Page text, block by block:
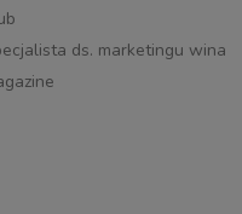
ds. marketingu wina